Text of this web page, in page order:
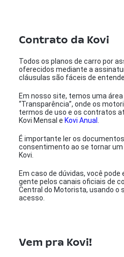
Contrato da Kovi
Todos os planos de carro por
oferecidos mediante a
cláusulas são fáceis de
Em nosso site, temos uma
“Transparência”, onde os
termos de uso e os contratos
Kovi Mensal e Kovi Anual
É importante ler os
consentimento ao se tornar
Kovi.
Em caso de dúvidas, você
gente pelos canais oficiais de
Central do Motorista, usando o
acesso.
Vem pra Kovi!